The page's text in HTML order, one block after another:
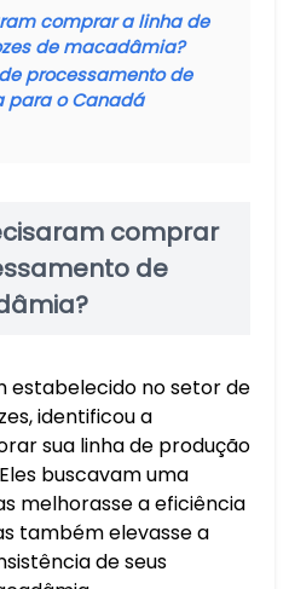
comprar a linha de
de macadâmia?
processamento de
para o Canadá
comprar
de
estabelecido no setor de
identificou a
sua linha de produção
buscavam uma
melhorasse a eficiência
também elevasse a
de seus